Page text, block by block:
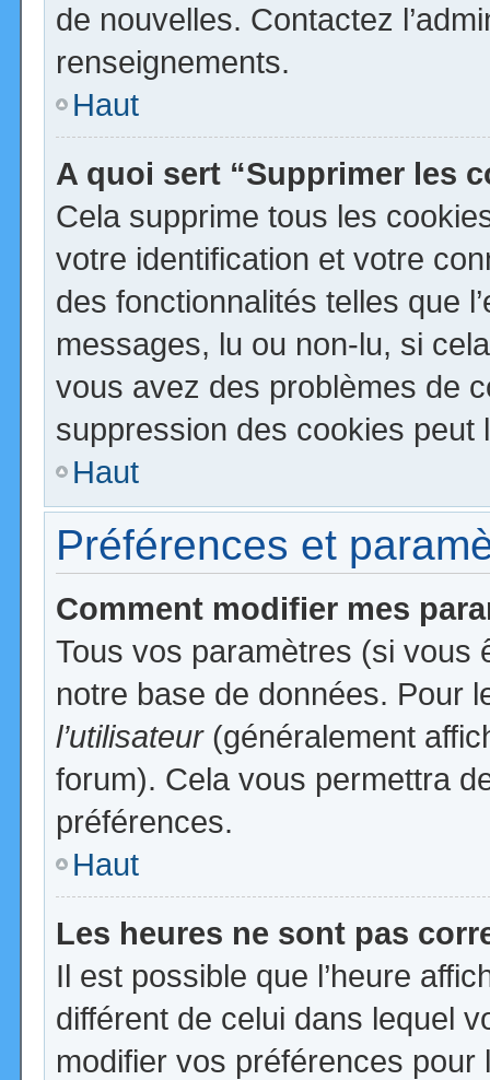
de nouvelles. Contactez
renseignements.
Haut
A quoi sert “Supprimer les
Cela supprime tous les
votre identification et votre
des fonctionnalités telles que
messages, lu ou non-lu, si
vous avez des problèmes de
suppression des cookies peut
Haut
Préférences et
Comment modifier mes
Tous vos paramètres (si vous
notre base de données. Pour
l’utilisateur(généralement
forum). Cela vous permettra
préférences.
Haut
Les heures ne sont pas
Il est possible que l’heure
différent de celui dans lequel
modifier vos préférences